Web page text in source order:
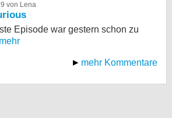
von Lena
Episode war gestern schon zu
mehr
mehr Kommentare